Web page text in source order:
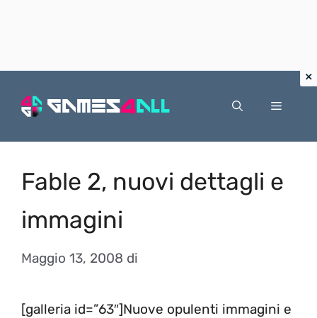
Menu
Fable 2, nuovi dettagli e
immagini
Maggio 13, 2008 di
[galleria id=”63″]Nuove opulenti immagini e